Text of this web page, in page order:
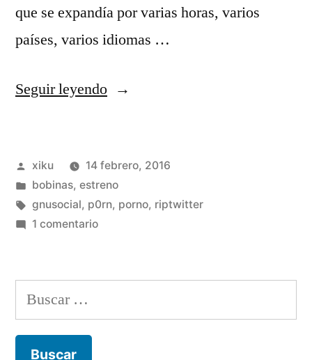
que se expandía por varias horas, varios
países, varios idiomas …
Seguir leyendo«Con
llegó
la
la
Publicado
por
xiku
14 febrero, 2016
Publicado
en
bobinas, estreno
Etiquetas:
gnusocial, p0rn, porno, riptwitter
1 comentarioen
p0rn,
la
Buscar: